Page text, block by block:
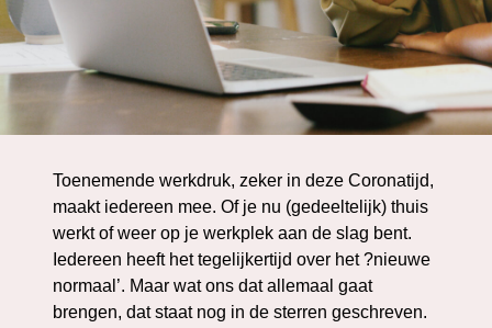
Toenemende werkdruk, zeker in deze Coronatijd,
maakt iedereen mee. Of je nu (gedeeltelijk) thuis
werkt of weer op je werkplek aan de slag bent.
Iedereen heeft het tegelijkertijd over het ?nieuwe
normaal’. Maar wat ons dat allemaal gaat
brengen, dat staat nog in de sterren geschreven.